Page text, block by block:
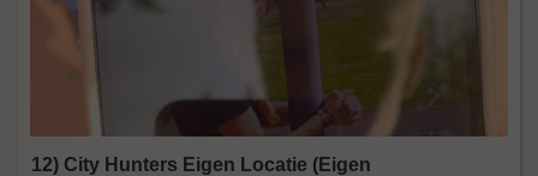
12) City Hunters Eigen Locatie (Eigen